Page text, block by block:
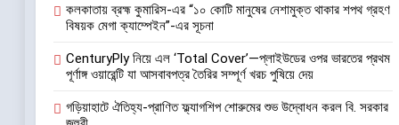
কলকাতায় ব্রহ্ম কুমারিস-এর “১০ কোটি মানুষের নেশামুক্ত থাকার শপথ গ্রহণ
বিষয়ক মেগা ক্যাম্পেইন”-এর সূচনা
CenturyPly নিয়ে এল ‘Total Cover’—প্লাইউডের ওপর ভারতের প্রথম
পূর্ণাঙ্গ ওয়ারেন্টি যা আসবাবপত্র তৈরির সম্পূর্ণ খরচ পুষিয়ে দেয়
গড়িয়াহাটে ঐতিহ্য-প্রাণিত ফ্ল্যাগশিপ শোরুমের শুভ উদ্বোধন করল বি. সরকার